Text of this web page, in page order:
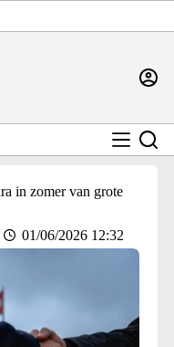
in zomer van grote
01/06/2026 12:32